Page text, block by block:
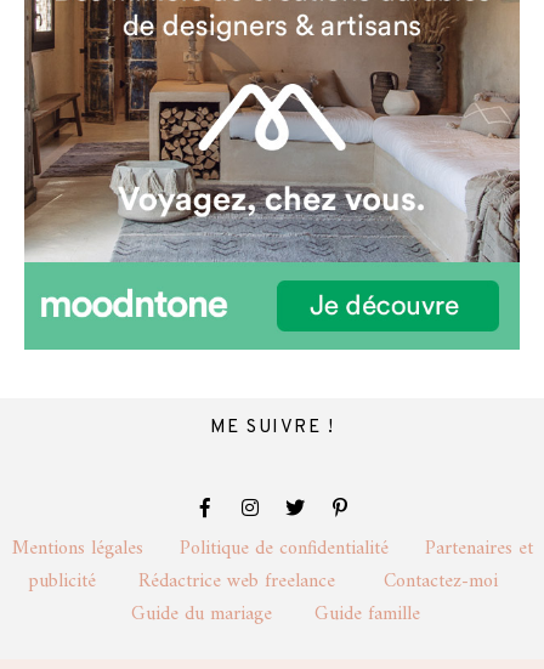
ME SUIVRE !
Mentions légales Politique de confidentialité Partenaires et
publicité Rédactrice web freelance Contactez-moi
Guide du mariage Guide famille